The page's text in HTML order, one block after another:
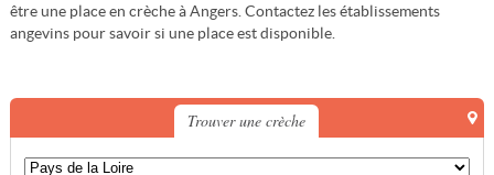
être une place en crèche à Angers. Contactez les établissements
angevins pour savoir si une place est disponible.
Trouver une crèche